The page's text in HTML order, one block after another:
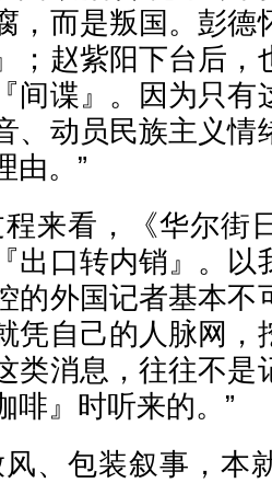
，而是叛国。彭德
；赵紫阳下台后，
间谍』。因为只有
、动员民族主义情
由。”
程来看，《华尔街
出口转内销』。以
的外国记者基本不
凭自己的人脉网，
类消息，往往不是
啡』时听来的。”
风、包装叙事，本